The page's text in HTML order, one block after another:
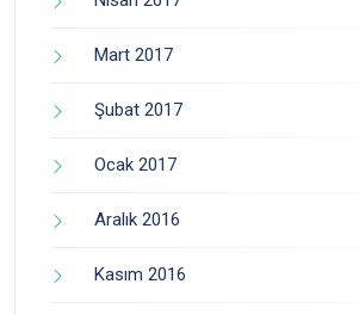
Mart 2017
Şubat 2017
Ocak 2017
Aralık 2016
Kasım 2016